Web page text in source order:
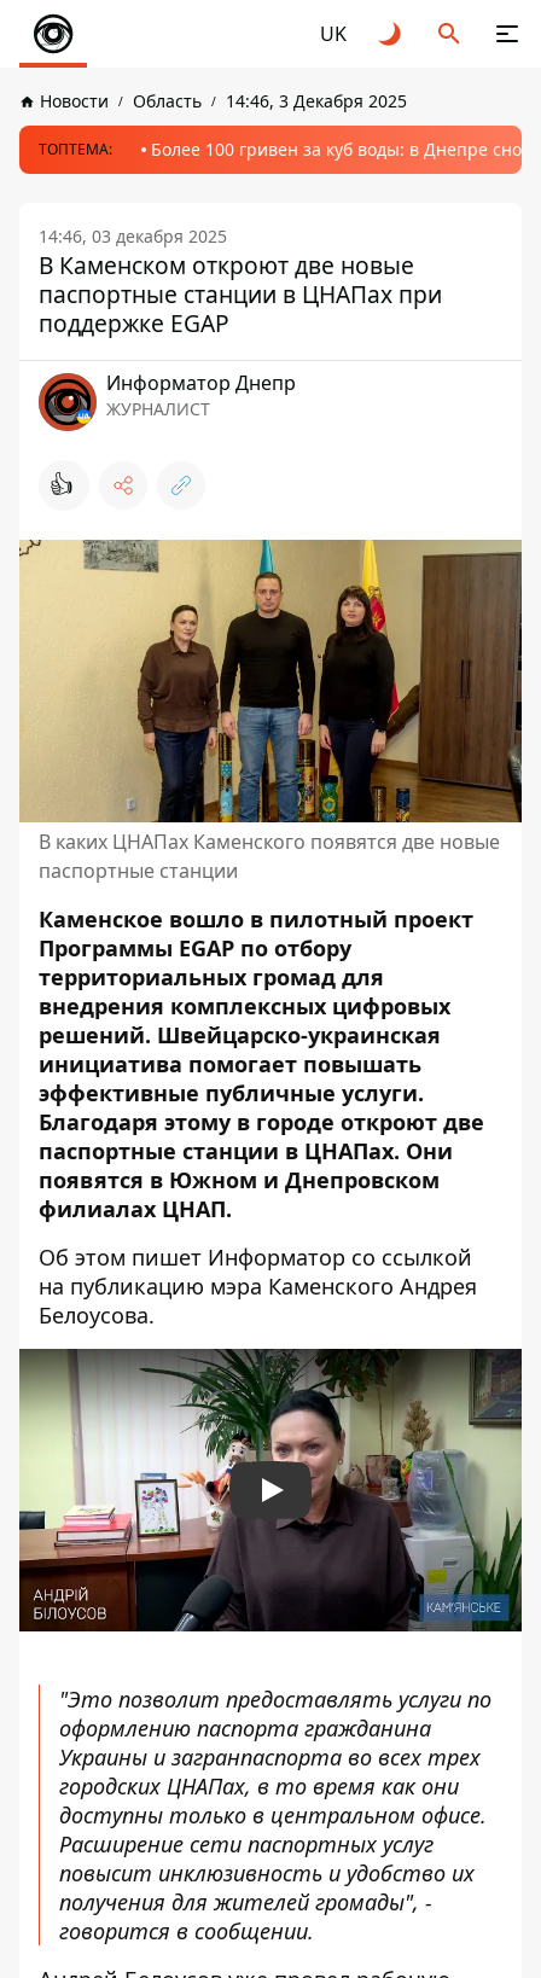
UK
Новости Область 14:46, 3 Декабря 2025
ТОПТЕМА: Более 100 гривен за куб воды: в Днепре
14:46, 03 декабря 2025
В Каменском откроют две новые
паспортные станции в ЦНАПах при
поддержке EGAP
Информатор Днепр
ЖУРНАЛИСТ
👍
В каких ЦНАПах Каменского появятся две новые
паспортные станции
Каменское вошло в пилотный проект
Программы EGAP по отбору
территориальных громад для
внедрения комплексных цифровых
решений. Швейцарско-украинская
инициатива помогает повышать
эффективные публичные услуги.
Благодаря этому в городе откроют две
паспортные станции в ЦНАПах. Они
появятся в Южном и Днепровском
филиалах ЦНАП.
Об этом пишет Информатор со ссылкой
на публикацию мэра Каменского Андрея
Белоусова.
Play
"Это позволит предоставлять услуги по
оформлению паспорта гражданина
Украины и загранпаспорта во всех трех
городских ЦНАПах, в то время как они
доступны только в центральном офисе.
Расширение сети паспортных услуг
повысит инклюзивность и удобство их
получения для жителей громады", -
говорится в сообщении.